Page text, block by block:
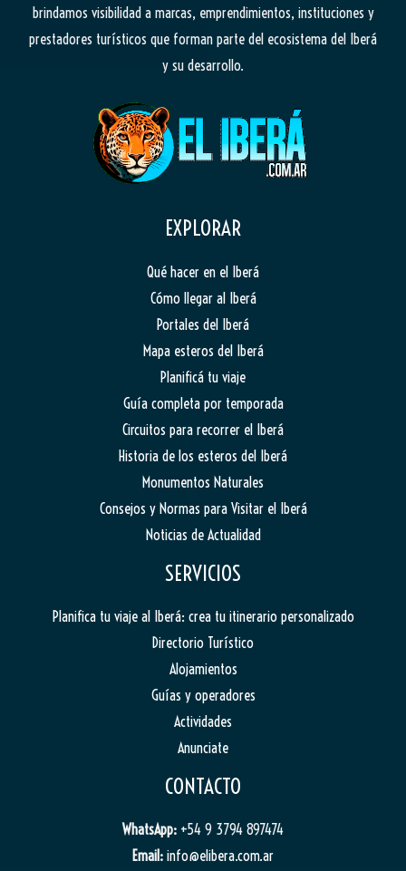
brindamos visibilidad a marcas, emprendimientos, instituciones y
prestadores turísticos que forman parte del ecosistema del Iberá
y su desarrollo.
EXPLORAR
Qué hacer en el Iberá
Cómo llegar al Iberá
Portales del Iberá
Mapa esteros del Iberá
Planificá tu viaje
Guía completa por temporada
Circuitos para recorrer el Iberá
Historia de los esteros del Iberá
Monumentos Naturales
Consejos y Normas para Visitar el Iberá
Noticias de Actualidad
SERVICIOS
Planifica tu viaje al Iberá: crea tu itinerario personalizado
Directorio Turístico
Alojamientos
Guías y operadores
Actividades
Anunciate
CONTACTO
WhatsApp: +54 9 3794 897474
Email: info@elibera.com.ar